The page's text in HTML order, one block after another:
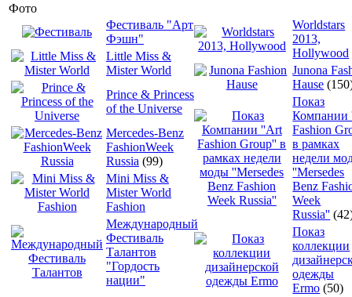
Фото
Фестиваль "Арт
Фэшн"
Little Miss &
Mister World
Prince & Princess
of the Universe
Mercedes-Benz
FashionWeek
Russia (99)
Mini Miss &
Mister World
Fashion
Международный
Фестиваль
Талантов
"Гордость
нации"
Worldstars
2013,
Hollywood
Junona
Hause
Показ
Компании
Fashion
в рамках
недели
''Mersedes
Benz
Week
Russia''
Показ
коллекции
одежды
Ermo (50)